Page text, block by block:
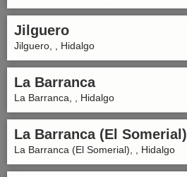
Jilguero
Jilguero, , Hidalgo
La Barranca
La Barranca, , Hidalgo
La Barranca (El Somerial)
La Barranca (El Somerial), , Hidalgo